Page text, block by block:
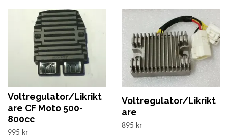
Voltregulator/Likrikt
are CF Moto 500-
800cc
995 kr
Voltregulator/Likrikt
are
895 kr